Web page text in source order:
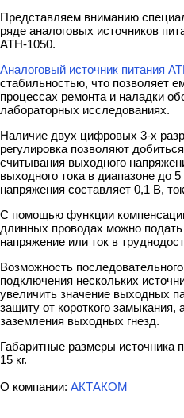
Представляем вниманию
ряде аналоговых источников
АТН-1050.
Аналоговый источник питания
стабильностью, что позволяет
процессах ремонта и наладки
лабораторных исследованиях.
Наличие двух цифровых 3-х
регулировка позволяют
считывания выходного
выходного тока в диапазоне до
напряжения составляет 0,1 В,
С помощью функции
длинных проводах можно
напряжение или ток в
Возможность
подключения нескольких
увеличить значение выходных
защиту от короткого замыкания,
заземления выходных гнезд.
Габаритные размеры источника
15 кг.
О компании: АКТАКОМ